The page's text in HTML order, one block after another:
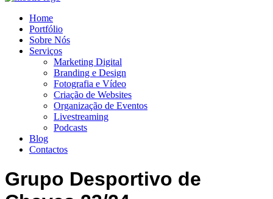
Home
Portfólio
Sobre Nós
Serviços
Marketing Digital
Branding e Design
Fotografia e Vídeo
Criação de Websites
Organização de Eventos
Livestreaming
Podcasts
Blog
Contactos
Grupo Desportivo de